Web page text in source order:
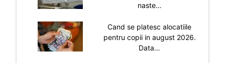
naste…
Cand se platesc alocatiile
pentru copii in august 2026.
Data…